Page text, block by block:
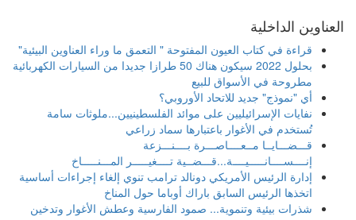
العناوين الداخلية
قراءة في كتاب العيون المفتوحة " التعمق ما وراء العناوين البيئية"
بحلول 2022 سيكون هناك 50 طرازا جديدا من السيارات الكهربائية
مطروحة في الأسواق للبيع
أي "نموذج" جديد للاتحاد الأوروبي؟
نفايات الإسرائيليين على موائد الفلسطينيين...ملوثات سامة
تُستخدم في الأغوار باعتبارها سماد زراعي
قـــضـــايــا مــعــــاصـــرة بــــنـــزعة
إنــــســــانـــــيــــة...قـــضــية تــــغيـــــر المـــنـــــاخ
إدارة الرئيس الأمريكي دونالد ترامب تنوي إلغاء إجراءات أساسية
اتخذها الرئيس السابق باراك أوباما حول المناخ
شذرات بيئية وتنموية... صمود الفارسية وعطش الأغوار وتدخين